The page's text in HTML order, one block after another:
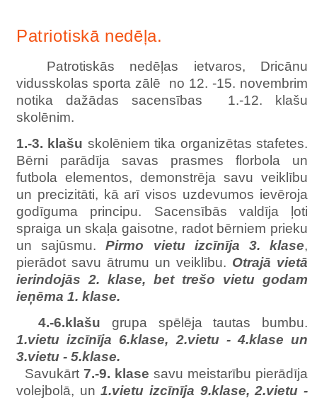
Patriotiskā nedēļa.
Patrotiskās nedēļas ietvaros, Dricānu
vidusskolas sporta zālē no 12. -15. novembrim
notika dažādas sacensības 1.-12. klašu
skolēnim.
1.-3. klašu skolēniem tika organizētas stafetes.
Bērni parādīja savas prasmes florbola un
futbola elementos, demonstrēja savu veiklību
un precizitāti, kā arī visos uzdevumos ievēroja
godīguma principu. Sacensībās valdīja ļoti
spraiga un skaļa gaisotne, radot bērniem prieku
un sajūsmu.Pirmo vietu izcīnīja 3. klase,
pierādot savu ātrumu un veiklību. Otrajā vietā
ierindojās 2. klase, bet trešo vietu godam
ieņēma 1. klase.
4.-6.klašu grupa spēlēja tautas bumbu.
1.vietu izcīnīja 6.klase, 2.vietu - 4.klase un
3.vietu - 5.klase.
Savukārt 7.-9. klase savu meistarību pierādīja
volejbolā, un1.vietu izcīnīja 9.klase, 2.vietu -